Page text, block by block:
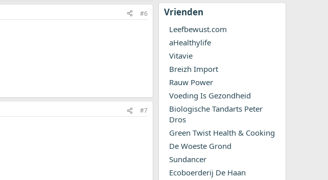
#6
#7
Vrienden
Leefbewust.com
aHealthylife
Vitavie
Breizh Import
Rauw Power
Voeding Is Gezondheid
Biologische Tandarts Peter
Dros
Green Twist Health & Cooking
De Woeste Grond
Sundancer
Ecoboerderij De Haan